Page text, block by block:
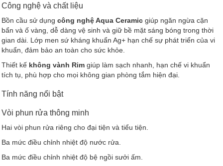
Công nghệ và chất liệu
Bồn cầu sử dụng công nghệ Aqua Ceramic giúp ngăn ngừa cặn
bẩn và ố vàng, dễ dàng vệ sinh và giữ bề mặt sáng bóng trong thời
gian dài. Lớp men sứ kháng khuẩn Ag+ hạn chế sự phát triển của vi
khuẩn, đảm bảo an toàn cho sức khỏe.
Thiết kế không vành Rim giúp làm sạch nhanh, hạn chế vi khuẩn
tích tụ, phù hợp cho mọi không gian phòng tắm hiện đại.
Tính năng nổi bật
Vòi phun rửa thông minh
Hai vòi phun rửa riêng cho đại tiện và tiểu tiện.
Ba mức điều chỉnh nhiệt độ nước rửa.
Ba mức điều chỉnh nhiệt độ bệ ngồi sưởi ấm.